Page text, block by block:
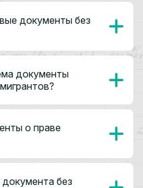
документы без
документы
о праве
без